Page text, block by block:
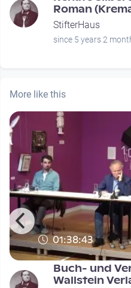
Roman
StifterHaus
since 5 years 2
More like this
01:38:43
Buch- und
Wallstein